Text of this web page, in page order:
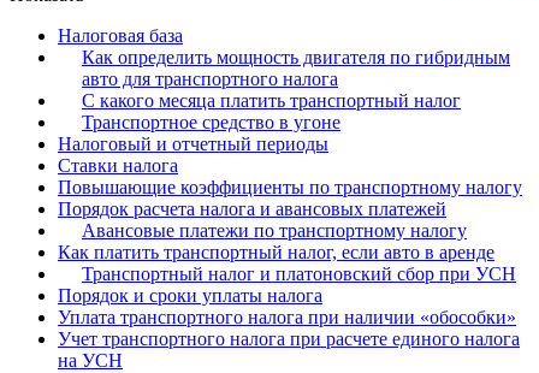
Бератор
«Практическая энциклопедия бухгалтера»
Материалы электронного журнала
«Нормативные акты для бухгалтера»
Материалы электронного журнала
«Практическая бухгалтерия»
Онлайн-сервисы «Учетная политика» и «Алгоритмы для
Просто заполните форму, и мы вышлем вам на почту
Налоговая база
Как определить мощность двигателя по гибридным
авто для транспортного налога
С какого месяца платить транспортный налог
Транспортное средство в угоне
Налоговый и отчетный периоды
Ставки налога
Повышающие коэффициенты по транспортному налогу
Порядок расчета налога и авансовых платежей
Авансовые платежи по транспортному налогу
Как платить транспортный налог, если авто в аренде
Транспортный налог и платоновский сбор при УСН
Порядок и сроки уплаты налога
Уплата транспортного налога при наличии «обособки»
Учет транспортного налога при расчете единого налога
на УСН